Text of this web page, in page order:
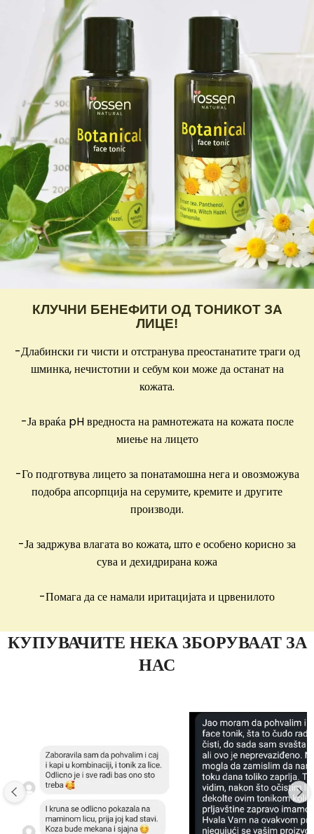
КЛУЧНИ БЕНЕФИТИ ОД ТОНИКОТ ЗА
ЛИЦЕ!
-Длабински ги чисти и отстранува преостанатите траги од
шминка, нечистотии и себум кои може да останат на
кожата.
-Ја враќа pH вредноста на рамнотежата на кожата после
миење на лицето
-Го подготвува лицето за понатамошна нега и овозможува
подобра апсорпција на серумите, кремите и другите
производи.
-Ја задржува влагата во кожата, што е особено корисно за
сува и дехидрирана кожа
-Помага да се намали иритацијата и црвенилото
КУПУВАЧИТЕ НЕКА ЗБОРУВААТ ЗА
НАС